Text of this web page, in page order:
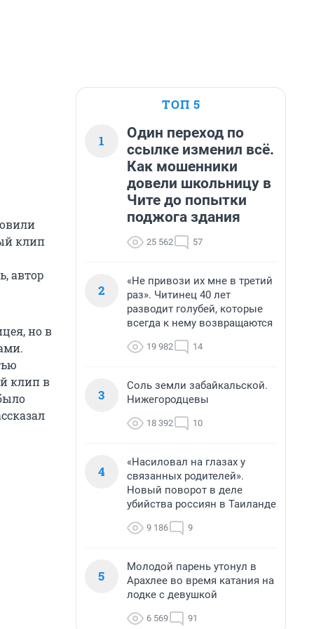
клип
автор
но в
клип в
ТОП 5
1
Один переход по
ссылке изменил всё.
Как мошенники
довели школьницу в
Чите до попытки
поджога здания
25 562 57
2
«Не привози их мне в третий
раз». Читинец 40 лет
разводит голубей, которые
всегда к нему возвращаются
19 982 14
3
Соль земли забайкальской.
Нижегородцевы
18 392 10
4
«Насиловал на глазах у
связанных родителей».
Новый поворот в деле
убийства россиян в Таиланде
9 186 9
5
Молодой парень утонул в
Арахлее во время катания на
лодке с девушкой
6 569 91